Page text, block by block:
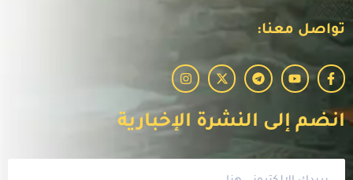
تواصل معنا:
انضم إلى النشرة الإخبارية